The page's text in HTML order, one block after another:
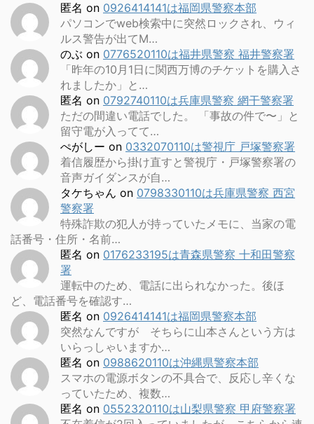
匿名 on 0926414141は福岡県警察本部
パソコンでweb検索中に突然ロックされ、ウィ
ルス警告が出てM…
のぶ on 0776520110は福井県警察 福井警察署
「昨年の10月1日に関西万博のチケットを購入さ
れましたか」と…
匿名 on 0792740110は兵庫県警察 網干警察署
ただの間違い電話でした。 「事故の件で〜」と
留守電が入ってて…
ぺがしー on 0332070110は警視庁 戸塚警察署
着信履歴から掛け直すと警視庁・戸塚警察署の
音声ガイダンスが自…
タケちゃん on 0798330110は兵庫県警察 西宮
警察署
特殊詐欺の犯人が持っていたメモに、当家の電
話番号・住所・名前…
匿名 on 0176233195は青森県警察 十和田警察
署
運転中のため、電話に出られなかった。後ほ
ど、電話番号を確認す…
匿名 on 0926414141は福岡県警察本部
突然なんですが そちらに山本さんという方は
いらっしゃいますか…
匿名 on 0988620110は沖縄県警察本部
スマホの電源ボタンの不具合で、反応し辛くな
っていたため、複数…
匿名 on 0552320110は山梨県警察 甲府警察署